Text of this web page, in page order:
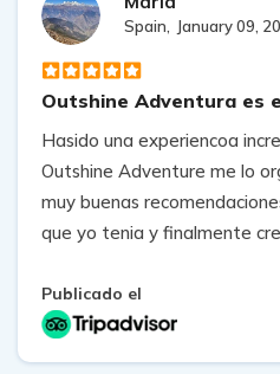
Spain, January 09,
Outshine Adventura es
Hasido una experiencoa
Outshine Adventure me lo
muy buenas
que yo tenia y finalmente
porteador. Gokul me
durante los meses que
Publicado el